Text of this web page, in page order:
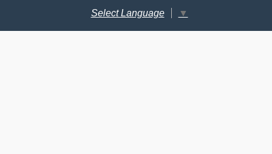
Select Language
▼